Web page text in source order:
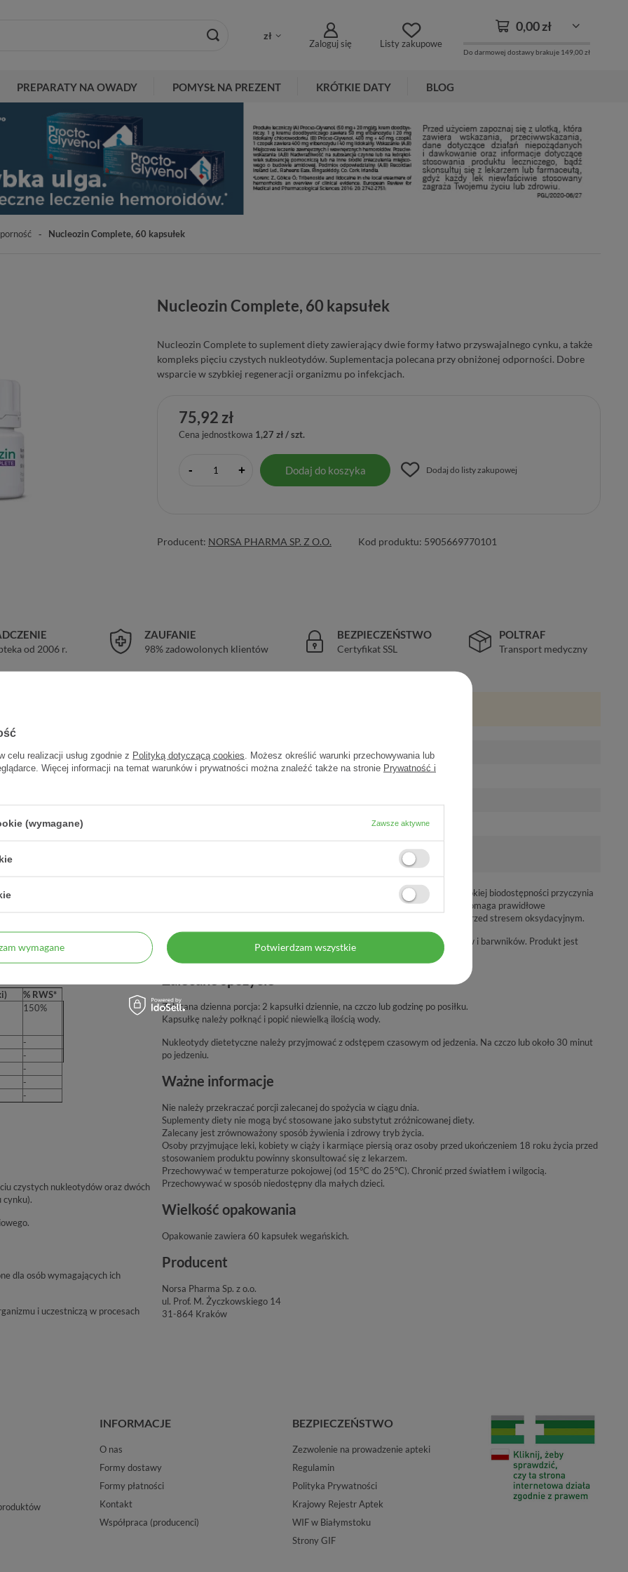
zł
Zaloguj się Listy zakupowe
0,00 zł
Do darmowej dostawy brakuje 149,00 zł
PREPARATY NA OWADY POMYSŁ NA PREZENT KRÓTKIE DATY BLOG
Nucleozin Complete, 60 kapsułek
Nucleozin Complete, 60 kapsułek
Nucleozin Complete to suplement diety zawierający dwie formy łatwo przyswajalnego cynku, a także
kompleks pięciu czystych nukleotydów. Suplementacja polecana przy obniżonej odporności. Dobre
wsparcie w szybkiej regeneracji organizmu po infekcjach.
75,92 zł
Cena jednostkowa 1,27 zł / szt.
- + Dodaj do koszyka Dodaj do listy zakupowej
Producent: NORSA PHARMA SP. Z O.O. Kod produktu: 5905669770101
od 2006 r.
ZAUFANIE
98% zadowolonych klientów
BEZPIECZEŃSTWO
Certyfikat SSL
POLTRAF
Transport medyczny
roślinnego (kapsułka) –
substancja przeciwzbrylająca –
sól disodowa 5’-monofosforanu
% RWS*
150%
-
-
-
-
-
czystych nukleotydów oraz dwóch
cynku).
dla osób wymagających ich
i uczestniczą w procesach
zawarty w produkcie w dwóch organicznych formach dzięki bardzo wysokiej biodostępności przyczynia
się do poprawy funkcjonowania wielu procesów i układów w organizmie. Wspomaga prawidłowe
funkcjonowanie układu odpornościowego oraz pomaga w ochronie komórek przed stresem oksydacyjnym.
Produkt nie zawiera glutenu, skrobi, pszenicy, soi, białek mlecznych, aromatów i barwników. Produkt jest
odpowiedni dla wegan.
Zalecana dzienna porcja: 2 kapsułki dziennie, na czczo lub godzinę po posiłku.
Kapsułkę należy połknąć i popić niewielką ilością wody.
Nukleotydy dietetyczne należy przyjmować z odstępem czasowym od jedzenia. Na czczo lub około 30 minut
po jedzeniu.
Ważne informacje
Nie należy przekraczać porcji zalecanej do spożycia w ciągu dnia.
Suplementy diety nie mogą być stosowane jako substytut zróżnicowanej diety.
Zalecany jest zrównoważony sposób żywienia i zdrowy tryb życia.
Osoby przyjmujące leki, kobiety w ciąży i karmiące piersią oraz osoby przed ukończeniem 18 roku życia przed
stosowaniem produktu powinny skonsultować się z lekarzem.
Przechowywać w temperaturze pokojowej (od 15°C do 25°C). Chronić przed światłem i wilgocią.
Przechowywać w sposób niedostępny dla małych dzieci.
Wielkość opakowania
Opakowanie zawiera 60 kapsułek wegańskich.
Producent
Norsa Pharma Sp. z o.o.
ul. Prof. M. Życzkowskiego 14
31-864 Kraków
INFORMACJE
O nas
Formy dostawy
Formy płatności
Kontakt
Współpraca (producenci)
BEZPIECZEŃSTWO
Zezwolenie na prowadzenie apteki
Regulamin
Polityka Prywatności
Krajowy Rejestr Aptek
WIF w Białymstoku
Strony GIF
celu realizacji usług zgodnie z Polityką dotyczącą cookies . Możesz określić warunki przechowywania lub
Więcej informacji na temat warunków i prywatności można znaleźć także na stronie Prywatność i
(wymagane) Zawsze aktywne
wymagane Potwierdzam wszystkie